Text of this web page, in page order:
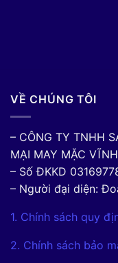
VỀ CHÚNG TÔI
– CÔNG TY TNHH
MẠI MAY MẶC
– Số ĐKKD
– Người đại diện:
1. Chính sách quy
2. Chính sách bảo